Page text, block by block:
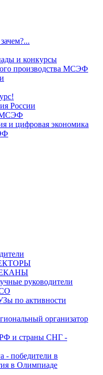
и конкурсы
производства МСЭФ
России
МСЭФ
и цифровая экономика
руководители
по активности
организатор
и страны СНГ -
- победители в
в Олимпиаде